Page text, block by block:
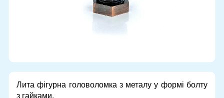
Лита фігурна головоломка з металу у формі болту
з гайками.